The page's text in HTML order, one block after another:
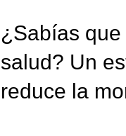
¿Sabías
salud? Un
reduce la